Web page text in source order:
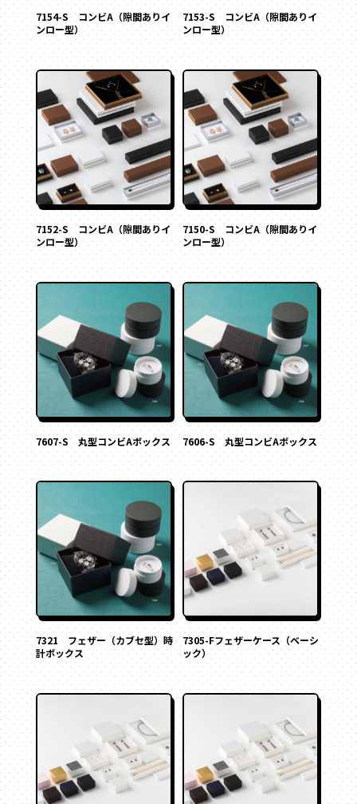
ピロー型
丸箱
楕円箱
その他
ペーパーバック
ポーチ
トムソンケース
7154-S コンビA（隙間ありイ
ンロー型）
7153-S コンビA（隙間ありイ
ンロー型）
7152-S コンビA（隙間ありイ
ンロー型）
7150-S コンビA（隙間ありイ
ンロー型）
7607-S 丸型コンビAボックス 7606-S 丸型コンビAボックス
7321 フェザー（カブセ型）時
計ボックス
7305-Fフェザーケース（ベーシ
ック）